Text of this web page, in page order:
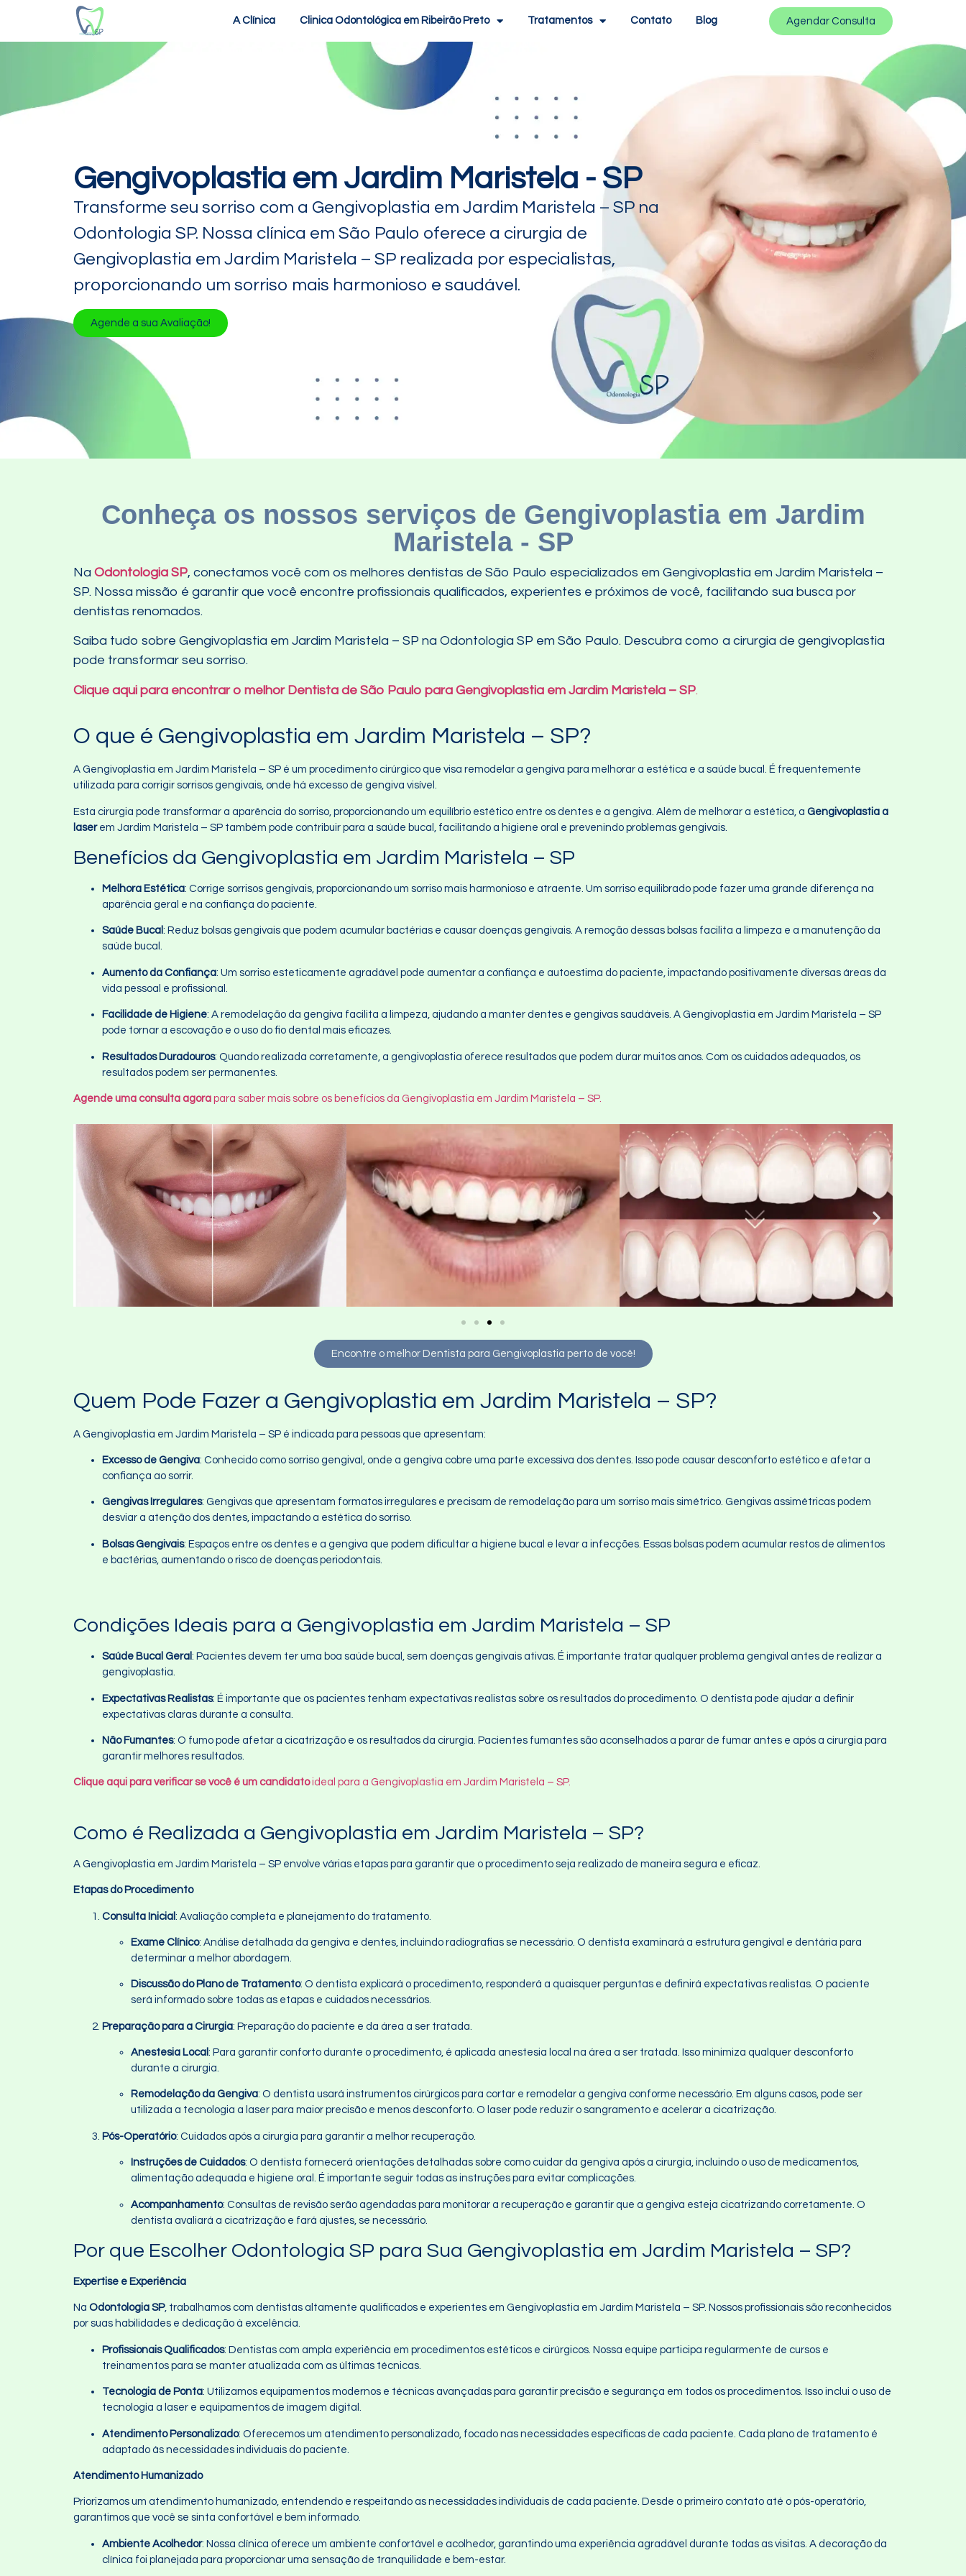
A Clínica Clinica Odontológica em Ribeirão Preto Tratamentos Contato Blog Agendar Consulta
Gengivoplastia em Jardim Maristela - SP
Transforme seu sorriso com a Gengivoplastia em Jardim Maristela – SP na
Odontologia SP. Nossa clínica em São Paulo oferece a cirurgia de
Gengivoplastia em Jardim Maristela – SP realizada por especialistas,
proporcionando um sorriso mais harmonioso e saudável.
Agende a sua Avaliação!
Conheça os nossos serviços de Gengivoplastia em Jardim
Maristela - SP
Na Odontologia SP, conectamos você com os melhores dentistas de São Paulo especializados em Gengivoplastia em Jardim Maristela –
SP. Nossa missão é garantir que você encontre profissionais qualificados, experientes e próximos de você, facilitando sua busca por
dentistas renomados.
Saiba tudo sobre Gengivoplastia em Jardim Maristela – SP na Odontologia SP em São Paulo. Descubra como a cirurgia de gengivoplastia
pode transformar seu sorriso.
Clique aqui para encontrar o melhor Dentista de São Paulo para Gengivoplastia em Jardim Maristela – SP.
O que é Gengivoplastia em Jardim Maristela – SP?
A Gengivoplastia em Jardim Maristela – SP é um procedimento cirúrgico que visa remodelar a gengiva para melhorar a estética e a saúde bucal. É frequentemente
utilizada para corrigir sorrisos gengivais, onde há excesso de gengiva visível.
Esta cirurgia pode transformar a aparência do sorriso, proporcionando um equilíbrio estético entre os dentes e a gengiva. Além de melhorar a estética, a Gengivoplastia a
laser em Jardim Maristela – SP também pode contribuir para a saúde bucal, facilitando a higiene oral e prevenindo problemas gengivais.
Benefícios da Gengivoplastia em Jardim Maristela – SP
Melhora Estética: Corrige sorrisos gengivais, proporcionando um sorriso mais harmonioso e atraente. Um sorriso equilibrado pode fazer uma grande diferença na
aparência geral e na confiança do paciente.
Saúde Bucal : Reduz bolsas gengivais que podem acumular bactérias e causar doenças gengivais. A remoção dessas bolsas facilita a limpeza e a manutenção da
saúde bucal.
Aumento da Confiança: Um sorriso esteticamente agradável pode aumentar a confiança e autoestima do paciente, impactando positivamente diversas áreas da
vida pessoal e profissional.
Facilidade de Higiene: A remodelação da gengiva facilita a limpeza, ajudando a manter dentes e gengivas saudáveis. A Gengivoplastia em Jardim Maristela – SP
pode tornar a escovação e o uso do fio dental mais eficazes.
Resultados Duradouros: Quando realizada corretamente, a gengivoplastia oferece resultados que podem durar muitos anos. Com os cuidados adequados, os
resultados podem ser permanentes.
Agende uma consulta agora para saber mais sobre os benefícios da Gengivoplastia em Jardim Maristela – SP.
Encontre o melhor Dentista para Gengivoplastia perto de você!
Quem Pode Fazer a Gengivoplastia em Jardim Maristela – SP?
A Gengivoplastia em Jardim Maristela – SP é indicada para pessoas que apresentam:
Excesso de Gengiva: Conhecido como sorriso gengival, onde a gengiva cobre uma parte excessiva dos dentes. Isso pode causar desconforto estético e afetar a
confiança ao sorrir.
Gengivas Irregulares: Gengivas que apresentam formatos irregulares e precisam de remodelação para um sorriso mais simétrico. Gengivas assimétricas podem
desviar a atenção dos dentes, impactando a estética do sorriso.
Bolsas Gengivais: Espaços entre os dentes e a gengiva que podem dificultar a higiene bucal e levar a infecções. Essas bolsas podem acumular restos de alimentos
e bactérias, aumentando o risco de doenças periodontais.
Condições Ideais para a Gengivoplastia em Jardim Maristela – SP
Saúde Bucal Geral : Pacientes devem ter uma boa saúde bucal, sem doenças gengivais ativas. É importante tratar qualquer problema gengival antes de realizar a
gengivoplastia.
Expectativas Realistas: É importante que os pacientes tenham expectativas realistas sobre os resultados do procedimento. O dentista pode ajudar a definir
expectativas claras durante a consulta.
Não Fumantes: O fumo pode afetar a cicatrização e os resultados da cirurgia. Pacientes fumantes são aconselhados a parar de fumar antes e após a cirurgia para
garantir melhores resultados.
Clique aqui para verificar se você é um candidatoideal para a Gengivoplastia em Jardim Maristela – SP.
Como é Realizada a Gengivoplastia em Jardim Maristela – SP?
A Gengivoplastia em Jardim Maristela – SP envolve várias etapas para garantir que o procedimento seja realizado de maneira segura e eficaz.
Etapas do Procedimento
Consulta Inicial : Avaliação completa e planejamento do tratamento.
Exame Clínico: Análise detalhada da gengiva e dentes, incluindo radiografias se necessário. O dentista examinará a estrutura gengival e dentária para
determinar a melhor abordagem.
Discussão do Plano de Tratamento: O dentista explicará o procedimento, responderá a quaisquer perguntas e definirá expectativas realistas. O paciente
será informado sobre todas as etapas e cuidados necessários.
Preparação para a Cirurgia: Preparação do paciente e da área a ser tratada.
Anestesia Local : Para garantir conforto durante o procedimento, é aplicada anestesia local na área a ser tratada. Isso minimiza qualquer desconforto
durante a cirurgia.
Remodelação da Gengiva: O dentista usará instrumentos cirúrgicos para cortar e remodelar a gengiva conforme necessário. Em alguns casos, pode ser
utilizada a tecnologia a laser para maior precisão e menos desconforto. O laser pode reduzir o sangramento e acelerar a cicatrização.
Pós-Operatório: Cuidados após a cirurgia para garantir a melhor recuperação.
Instruções de Cuidados: O dentista fornecerá orientações detalhadas sobre como cuidar da gengiva após a cirurgia, incluindo o uso de medicamentos,
alimentação adequada e higiene oral. É importante seguir todas as instruções para evitar complicações.
Acompanhamento: Consultas de revisão serão agendadas para monitorar a recuperação e garantir que a gengiva esteja cicatrizando corretamente. O
dentista avaliará a cicatrização e fará ajustes, se necessário.
Por que Escolher Odontologia SP para Sua Gengivoplastia em Jardim Maristela – SP?
Expertise e Experiência
Na Odontologia SP, trabalhamos com dentistas altamente qualificados e experientes em Gengivoplastia em Jardim Maristela – SP. Nossos profissionais são reconhecidos
por suas habilidades e dedicação à excelência.
Profissionais Qualificados: Dentistas com ampla experiência em procedimentos estéticos e cirúrgicos. Nossa equipe participa regularmente de cursos e
treinamentos para se manter atualizada com as últimas técnicas.
Tecnologia de Ponta: Utilizamos equipamentos modernos e técnicas avançadas para garantir precisão e segurança em todos os procedimentos. Isso inclui o uso de
tecnologia a laser e equipamentos de imagem digital.
Atendimento Personalizado: Oferecemos um atendimento personalizado, focado nas necessidades específicas de cada paciente. Cada plano de tratamento é
adaptado às necessidades individuais do paciente.
Atendimento Humanizado
Priorizamos um atendimento humanizado, entendendo e respeitando as necessidades individuais de cada paciente. Desde o primeiro contato até o pós-operatório,
garantimos que você se sinta confortável e bem informado.
Ambiente Acolhedor: Nossa clínica oferece um ambiente confortável e acolhedor, garantindo uma experiência agradável durante todas as visitas. A decoração da
clínica foi planejada para proporcionar uma sensação de tranquilidade e bem-estar.